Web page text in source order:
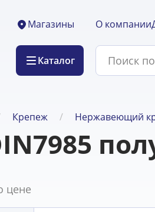
Магазины
Каталог
О компании
Крепеж Нержавеющий
цене